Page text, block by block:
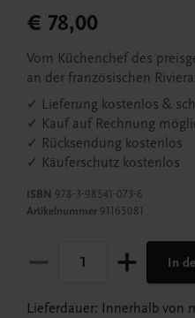
€ 78,00
Vom Küchenchef des
an der französischen
✓ Lieferung kostenlos &
✓ Kauf auf Rechnung
✓ Rücksendung kostenlos
✓ Käuferschutz kostenlos
ISBN 978-3-98541-073-6
Artikelnummer 91165081
In
Lieferdauer: Innerhalb von